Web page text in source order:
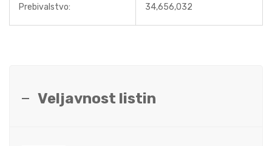
Prebivalstvo: 34,656,032
Veljavnost listin